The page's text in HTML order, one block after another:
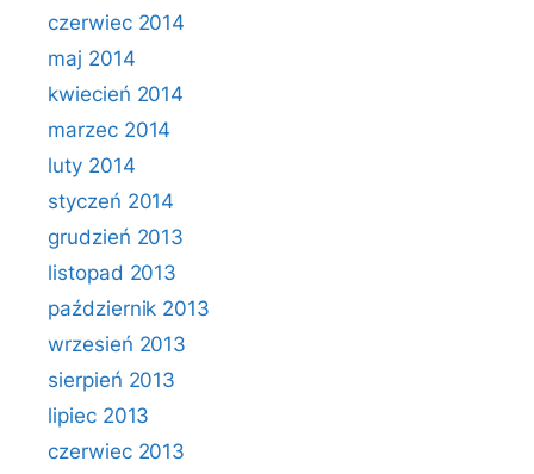
czerwiec 2014
maj 2014
kwiecień 2014
marzec 2014
luty 2014
styczeń 2014
grudzień 2013
listopad 2013
październik 2013
wrzesień 2013
sierpień 2013
lipiec 2013
czerwiec 2013